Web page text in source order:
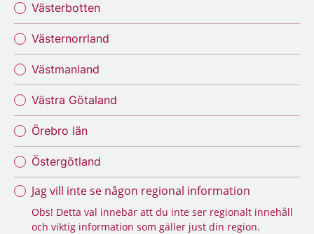
Västerbotten
Västernorrland
Västmanland
Västra Götaland
Örebro län
Östergötland
Jag vill inte se någon regional information
Obs! Detta val innebär att du inte ser regionalt innehåll
och viktig information som gäller just din region.